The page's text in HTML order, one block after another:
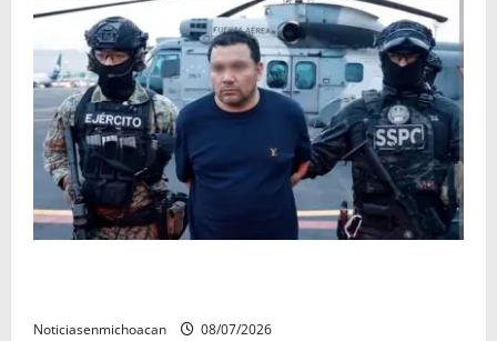
Noticiasenmichoacan 08/07/2026